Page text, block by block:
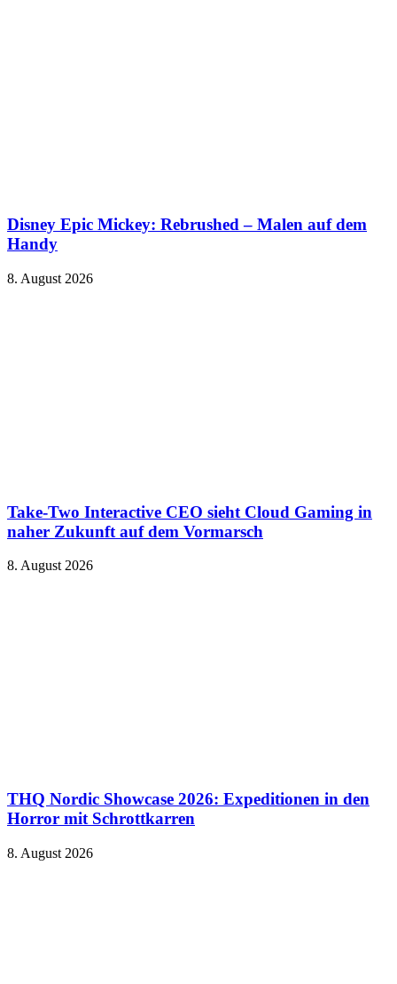
Disney Epic Mickey: Rebrushed – Malen auf dem
Handy
8. August 2026
Take-Two Interactive CEO sieht Cloud Gaming in
naher Zukunft auf dem Vormarsch
8. August 2026
THQ Nordic Showcase 2026: Expeditionen in den
Horror mit Schrottkarren
8. August 2026